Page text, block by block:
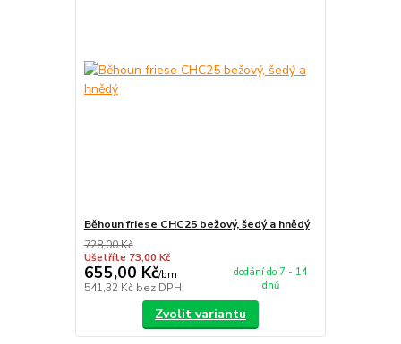
Běhoun friese CHC25 bežový, šedý a hnědý
728,00 Kč
Ušetříte 73,00 Kč
655,00 Kč/bm
541,32 Kč bez DPH
dodání do 7 - 14
dnů
Zvolit variantu